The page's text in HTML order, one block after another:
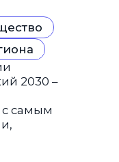
2030 –
с самым